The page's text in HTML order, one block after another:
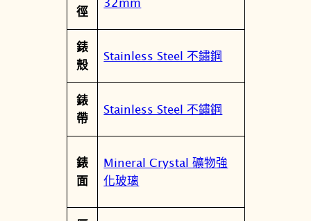
徑
錶
殼
Stainless Steel 不鏽鋼
錶
帶
Stainless Steel 不鏽鋼
錶
面
Mineral Crystal 礦物強
化玻璃